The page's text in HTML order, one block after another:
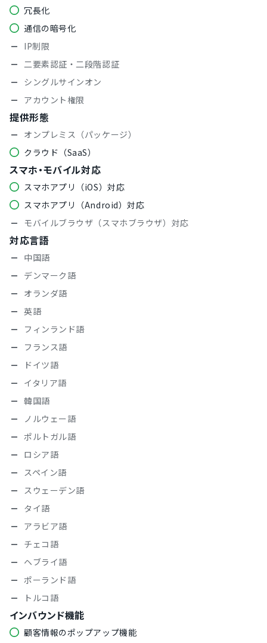
冗長化
通信の暗号化
IP制限
二要素認証・二段階認証
シングルサインオン
アカウント権限
提供形態
オンプレミス（パッケージ）
クラウド（SaaS）
スマホ・モバイル対応
スマホアプリ（iOS）対応
スマホアプリ（Android）対応
モバイルブラウザ（スマホブラウザ）対応
対応言語
中国語
デンマーク語
オランダ語
英語
フィンランド語
フランス語
ドイツ語
イタリア語
韓国語
ノルウェー語
ポルトガル語
ロシア語
スペイン語
スウェーデン語
タイ語
アラビア語
チェコ語
ヘブライ語
ポーランド語
トルコ語
インバウンド機能
顧客情報のポップアップ機能